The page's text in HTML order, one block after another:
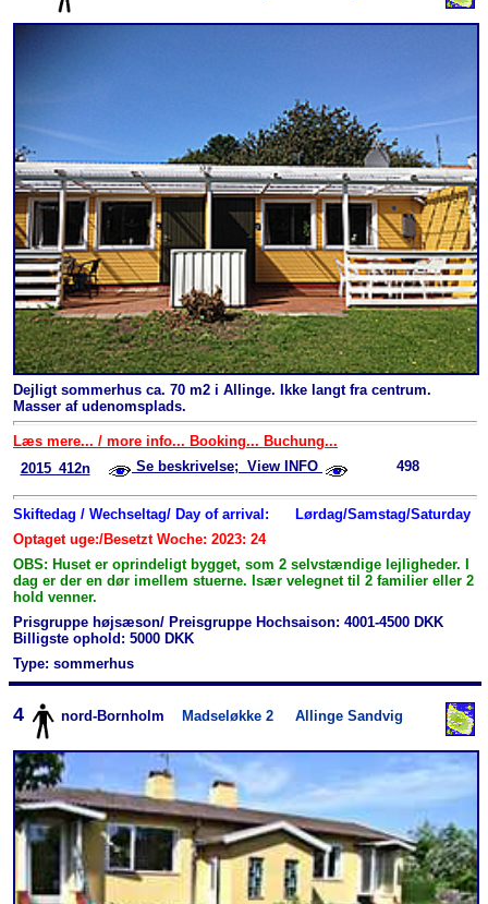
Dejligt sommerhus ca. 70 m2 i Allinge. Ikke langt fra centrum.
Masser af udenomsplads.
Læs mere... / more info... Booking... Buchung...
2015_412n
Se beskrivelse; View INFO 498
Skiftedag / Wechseltag/ Day of arrival:
Lørdag/Samstag/Saturday
Optaget uge:/Besetzt Woche: 2023: 24
OBS: Huset er oprindeligt bygget, som 2 selvstændige lejligheder. I
dag er der en dør imellem stuerne. Især velegnet til 2 familier eller 2
hold venner.
Prisgruppe højsæson/ Preisgruppe Hochsaison: 4001-4500 DKK
Billigste ophold: 5000 DKK
Type: sommerhus
4 nord-Bornholm Madseløkke 2 Allinge Sandvig